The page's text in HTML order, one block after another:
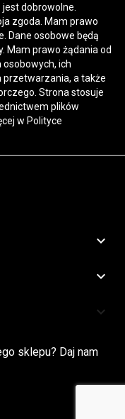
dobrowolne.
zgoda. Mam prawo
Dane osobowe będą
Mam prawo żądania od
ich
przetwarzania, a także
Strona stosuje
plików
w Polityce


keyboard_arrow_down
sklepu? Daj nam